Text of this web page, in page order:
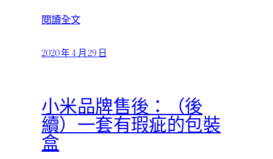
閱讀全文
2020 年 4 月 29 日
小米品牌售後：（後
續）一套有瑕疵的包裝
盒